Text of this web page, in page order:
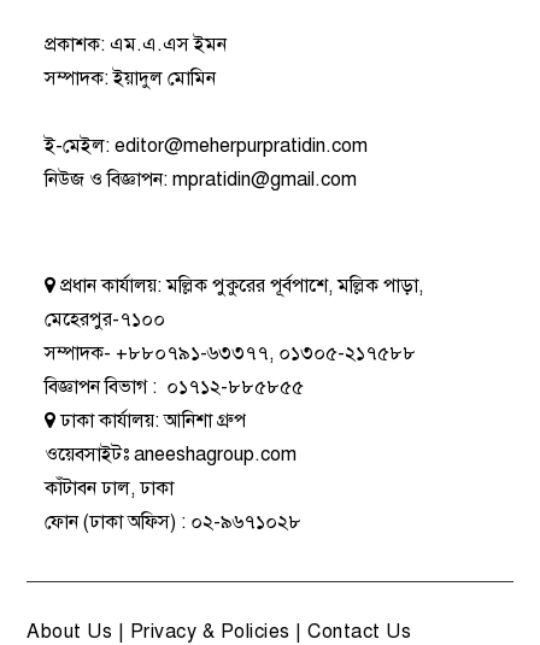
প্রকাশক: এম.এ.এস ইমন
সম্পাদক: ইয়াদুল মোমিন
ই-মেইল:editor@meherpurpratidin.com
নিউজ ও বিজ্ঞাপন:mpratidin@gmail.com
প্রধান কার্যালয়:মল্লিক পুকুরের পূর্বপাশে, মল্লিক পাড়া,
মেহেরপুর-৭১০০
সম্পাদক- +৮৮০৭৯১-৬৩৩৭৭, ০১৩০৫-২১৭৫৮৮
বিজ্ঞাপন বিভাগ: ০১৭১২-৮৮৫৮৫৫
ঢাকা কার্যালয়:আনিশা গ্রুপ
ওয়েবসাইটঃaneeshagroup.com
কাঁটাবন ঢাল, ঢাকা
ফোন(ঢাকা অফিস) : ০২-৯৬৭১০২৮
About Us | Privacy & Policies |Contact Us